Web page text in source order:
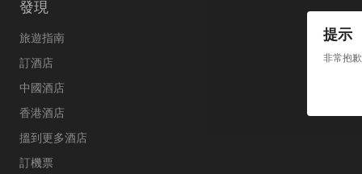
提示
非常抱
發現
旅遊指南
訂酒店
中國酒店
香港酒店
搵到更多酒店
訂機票